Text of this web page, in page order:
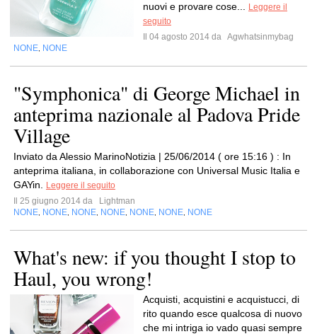
nuovi e provare cose...
Leggere il
seguito
Il 04 agosto 2014 da Agwhatsinmybag
NONE NONE
"Symphonica" di George Michael in
anteprima nazionale al Padova Pride
Village
Inviato da Alessio MarinoNotizia | 25/06/2014 ( ore 15:16 ) : In
anteprima italiana, in collaborazione con Universal Music Italia e
GAYin.
Leggere il seguito
Il 25 giugno 2014 da
Lightman
NONE NONE NONE NONE NONE NONE NONE
What's new: if you thought I stop to
Haul, you wrong!
Acquisti, acquistini e acquistucci, di
rito quando esce qualcosa di nuovo
che mi intriga io vado quasi sempre